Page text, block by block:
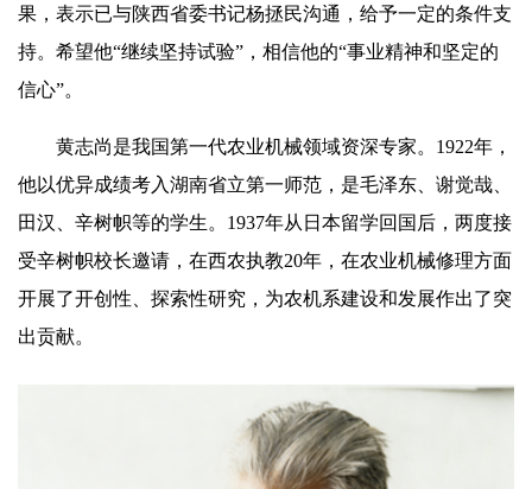
果，表示已与陕西省委书记杨拯民沟通，给予一定的条件支
持。希望他“继续坚持试验”，相信他的“事业精神和坚定的
信心”。
黄志尚是我国第一代农业机械领域资深专家。1922年，
他以优异成绩考入湖南省立第一师范，是毛泽东、谢觉哉、
田汉、辛树帜等的学生。1937年从日本留学回国后，两度接
受辛树帜校长邀请，在西农执教20年，在农业机械修理方面
开展了开创性、探索性研究，为农机系建设和发展作出了突
出贡献。